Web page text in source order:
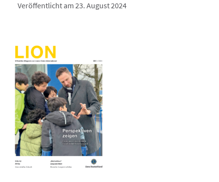
Veröffentlicht am 23. August 2024